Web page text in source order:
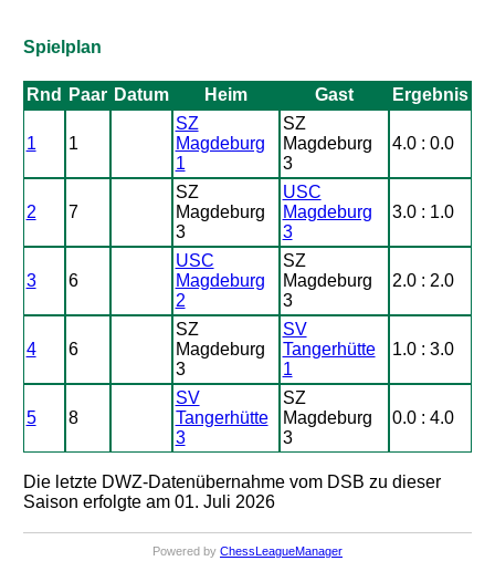
Spielplan
Rnd Paar Datum Heim Gast Ergebnis
1 1
SZ
Magdeburg
1
SZ
Magdeburg
3
4.0 : 0.0
2 7
SZ
Magdeburg
3
USC
Magdeburg
3
3.0 : 1.0
3 6
USC
Magdeburg
2
SZ
Magdeburg
3
2.0 : 2.0
4 6
SZ
Magdeburg
3
SV
Tangerhütte
1
1.0 : 3.0
5 8
SV
Tangerhütte
3
SZ
Magdeburg
3
0.0 : 4.0
Die letzte DWZ-Datenübernahme vom DSB zu dieser
Saison erfolgte am 01. Juli 2026
Powered by ChessLeagueManager